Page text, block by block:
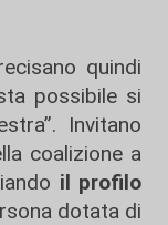
quindi
possibile si
Invitano
coalizione a
il profilo
dotata di